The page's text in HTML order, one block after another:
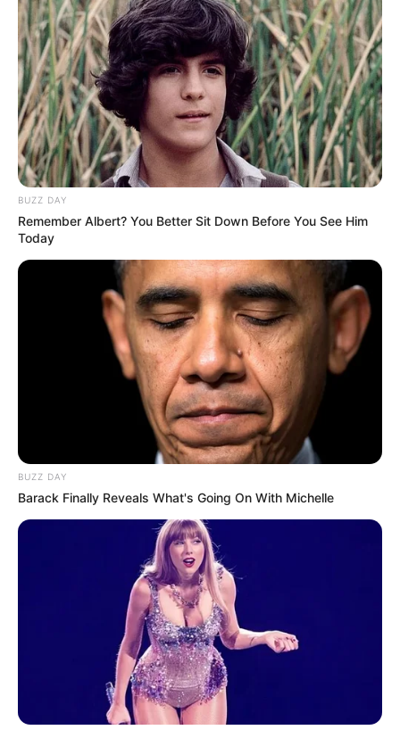
BUZZ DAY
Remember Albert? You Better Sit Down Before You See Him
Today
BUZZ DAY
Barack Finally Reveals What's Going On With Michelle